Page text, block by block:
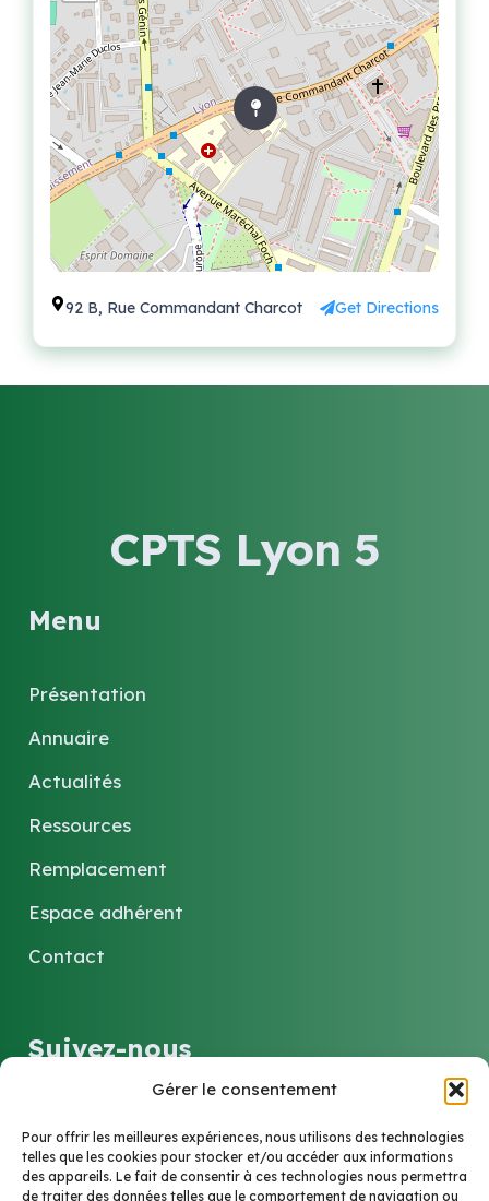
Gérer le consentement
Pour offrir les meilleures expériences, nous utilisons des technologies
telles que les cookies pour stocker et/ou accéder aux informations
des appareils. Le fait de consentir à ces technologies nous permettra
de traiter des données telles que le comportement de navigation ou
92 B, Rue Commandant Charcot Get Directions
CPTS Lyon 5
Menu
Présentation
Annuaire
Actualités
Ressources
Remplacement
Espace adhérent
Contact
Suivez-nous
LinkedIn